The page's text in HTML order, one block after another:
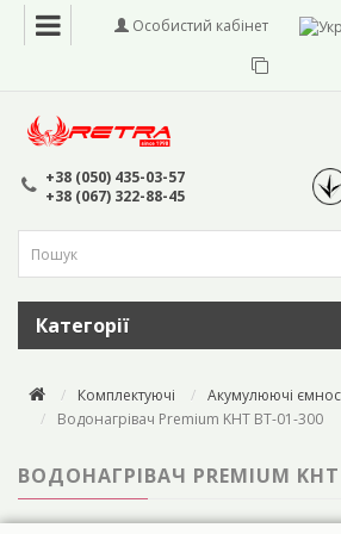
Особистий кабінет
+38 (050) 435-03-57
+38 (067) 322-88-45
Категорії
Комплектуючі
Акумулюючі
Водонагрівач Premium KHT BT-01-300
ВОДОНАГРІВАЧ PREMIUM